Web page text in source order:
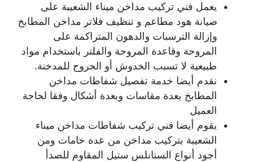
يعمل فني تركيب مداخن ميناء الشعيبة على
صيانة هود مطاعم و تنظيف فلاتر مداخن المطابخ
وإزالة الترسبات والدهون المتراكمة على
المروحة وقاعدة المروحة والفلتر باستخدام مواد
طبيعية لا تسبب الخدوش أو الجروح للمدخنة.
نقدم أيضا خدمة تفصيل شفاطات مداخن
المطابخ بعدة مقاسات وبعدة أشكال وفقا لحاجة
العميل
يقوم أيضا فني تركيب شفاطات مداخن ميناء
الشعيبة بتركيب مداخن من عدة خامات ومن
أجود أنواع الستانلس ستيل المقاوم للصدأ